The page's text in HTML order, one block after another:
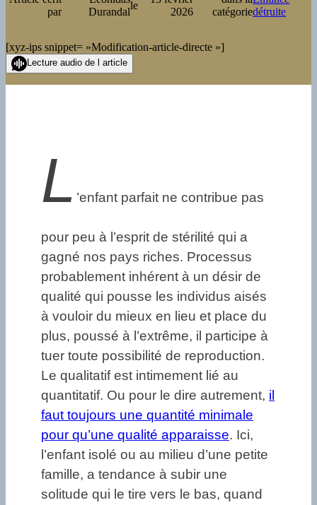
par
Durandal
le
2026
catégoriedétruite
[xyz-ips snippet= »Modification-article-directe »]
Lecture audio de l article
L ’enfant parfait ne contribue pas
pour peu à l’esprit de stérilité qui a
gagné nos pays riches. Processus
probablement inhérent à un désir de
qualité qui pousse les individus aisés
à vouloir du mieux en lieu et place du
plus, poussé à l’extrême, il participe à
tuer toute possibilité de reproduction.
Le qualitatif est intimement lié au
quantitatif. Ou pour le dire autrement, il
faut toujours une quantité minimale
pour qu’une qualité apparaisse. Ici,
l’enfant isolé ou au milieu d’une petite
famille, a tendance à subir une
solitude qui le tire vers le bas, quand